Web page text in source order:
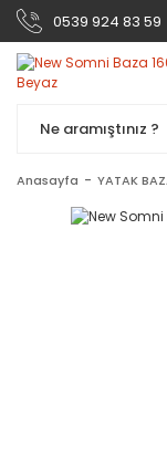
0539 924 83 59
Anasayfa YATAK